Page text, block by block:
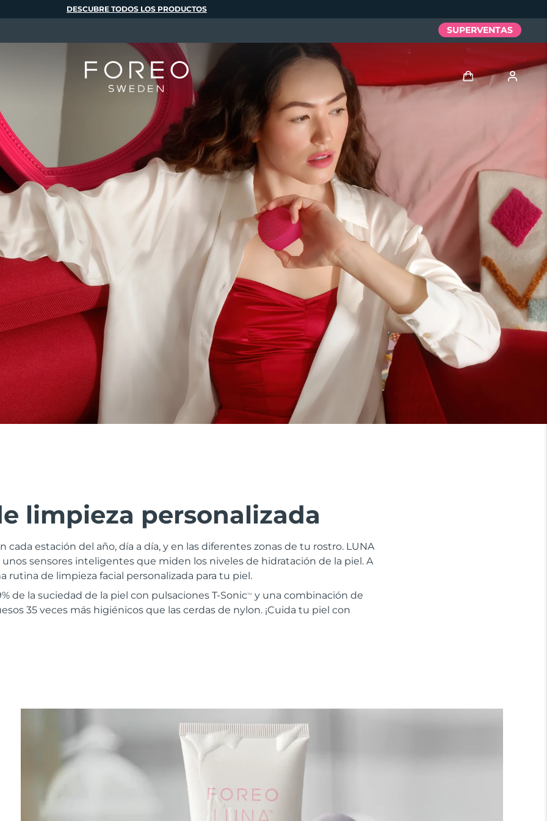
limpieza personalizada
cada estación del año, día a día, y en las diferentes zonas de tu rostro. LUNA
sensores inteligentes que miden los niveles de hidratación de la piel. A
rutina de limpieza facial personalizada para tu piel.
de la suciedad de la piel con pulsaciones T-SonicTM
y una combinación de
35 veces más higiénicos que las cerdas de nylon. ¡Cuida tu piel con
DESCUBRE TODOS LOS PRODUCTOS
SUPERVENTAS
Perfil de usuario
Mis dispositivos
Mis pedidos
Mis direcciones
Mis suscripciones